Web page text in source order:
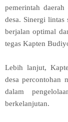
pemerintah
desa. Sinergi lintas
berjalan optimal
tegas Kapten
Lebih lanjut,
desa percontohan
dalam
berkelanjutan.